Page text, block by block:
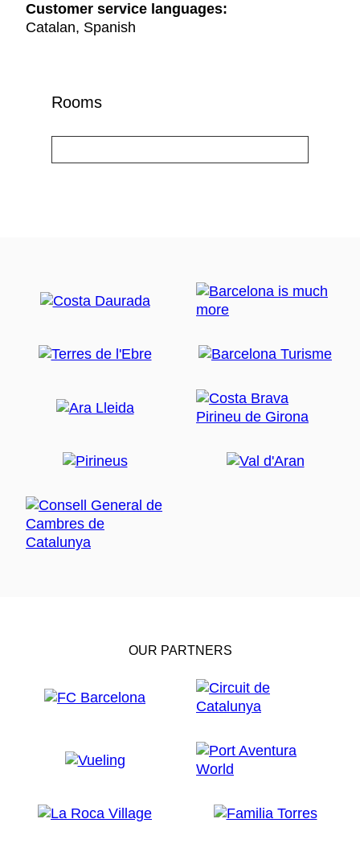
Customer service languages:
Catalan, Spanish
Rooms
OUR PARTNERS